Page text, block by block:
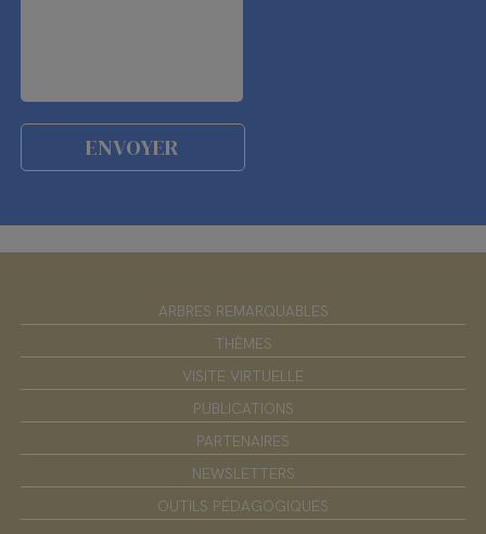
ARBRES REMARQUABLES
THÈMES
VISITE VIRTUELLE
PUBLICATIONS
PARTENAIRES
NEWSLETTERS
OUTILS PÉDAGOGIQUES